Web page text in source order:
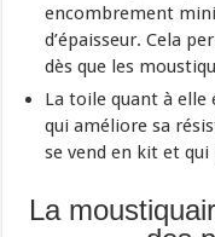
encombrement
d’épaisseur. Cela
dès que les
La toile quant à elle
qui améliore sa
se vend en kit et
La